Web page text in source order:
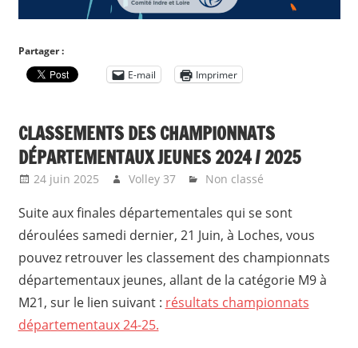
Partager :
E-mail
Imprimer
CLASSEMENTS DES CHAMPIONNATS
DÉPARTEMENTAUX JEUNES 2024 / 2025
24 juin 2025 Volley 37 Non classé
Suite aux finales départementales qui se sont
déroulées samedi dernier, 21 Juin, à Loches, vous
pouvez retrouver les classement des championnats
départementaux jeunes, allant de la catégorie M9 à
M21, sur le lien suivant : résultats championnats
départementaux 24-25.